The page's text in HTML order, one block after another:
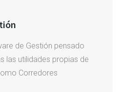
de Gestión pensado
las utilidades propias de
Corredores